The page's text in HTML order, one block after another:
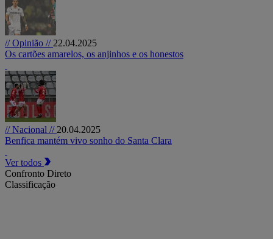
// Opinião // 22.04.2025
Os cartões amarelos, os anjinhos e os honestos
// Nacional // 20.04.2025
Benfica mantém vivo sonho do Santa Clara
Ver todos
Confronto Direto
Classificação